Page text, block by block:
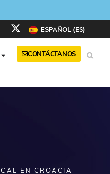
ESPAÑOL (ES)
CONTÁCTANOS
EN CROACIA